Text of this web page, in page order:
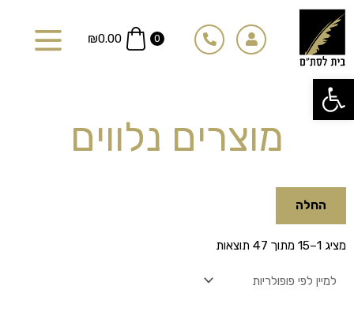
פתח סרגל נגישות
דילוג
לתוכן
0
₪0.00
מוצרים נלווים
החלה
מציג 1–15 מתוך 47 תוצאות